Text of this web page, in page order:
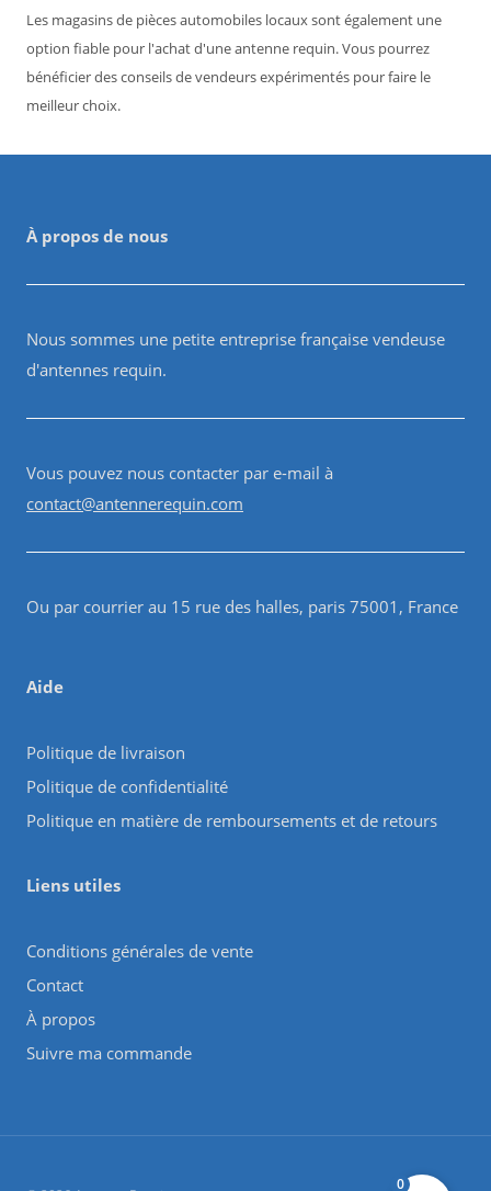
Les magasins de pièces automobiles locaux sont également une
option fiable pour l'achat d'une antenne requin. Vous pourrez
bénéficier des conseils de vendeurs expérimentés pour faire le
meilleur choix.
À propos de nous
Nous sommes une petite entreprise française vendeuse
d'antennes requin.
Vous pouvez nous contacter par e-mail à
contact@antennerequin.com
Ou par courrier au 15 rue des halles, paris 75001, France
Aide
Politique de livraison
Politique de confidentialité
Politique en matière de remboursements et de retours
Liens utiles
Conditions générales de vente
Contact
À propos
Suivre ma commande
0